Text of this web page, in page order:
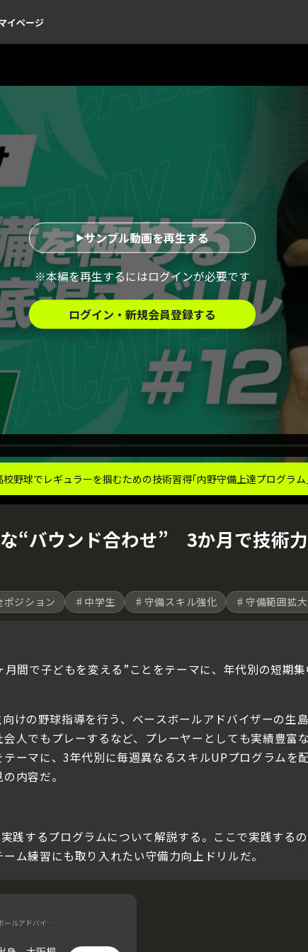
イページ
野球でレギュラーを掴むための技術習得｢内野守備上達プログラム
※本編を再生するにはログインが必要です
サンプル動画を再生する
ログイン・新規会員登録する
“バウンド合わせ” 3か月で技術
ジション ♯中学生 ♯守備スキル強化 ♯守備範囲拡大
間で子どもを変える”ことをテーマに、年代別の短期
けの野球指導を行う、ベースボールアドバイザーの生
人でもプレーするなど、プレーヤーとしても実績豊富
ーマに、3年代別に毎週異なるスキルUPプログラムを
内容だ。
践するプログラムについて解説する。ここで実践する
ム練習にも取り入れたい守備力向上ドリルだ。
ベースボールアドバイザー